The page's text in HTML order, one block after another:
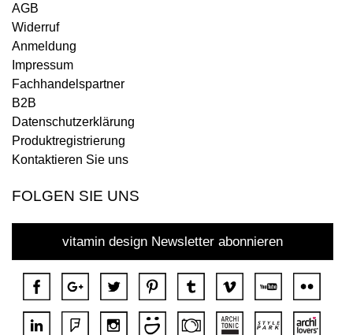
AGB
Widerruf
Anmeldung
Impressum
Fachhandelspartner
B2B
Datenschutzerklärung
Produktregistrierung
Kontaktieren Sie uns
FOLGEN SIE UNS
vitamin design Newsletter abonnieren